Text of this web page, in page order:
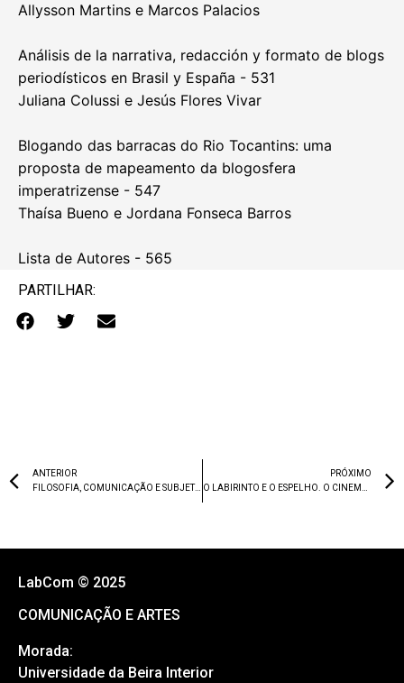
Allysson Martins e Marcos Palacios
Análisis de la narrativa, redacción y formato de blogs
periodísticos en Brasil y España - 531
Juliana Colussi e Jesús Flores Vivar
Blogando das barracas do Rio Tocantins: uma
proposta de mapeamento da blogosfera
imperatrizense - 547
Thaísa Bueno e Jordana Fonseca Barros
Lista de Autores - 565
PARTILHAR:
ANTERIOR
FILOSOFIA, COMUNICAÇÃO E SUBJETIVIDADE: VOLUME 1, LINGUAGEM, CULTURA E SOCIEDADE
PRÓXIMO
LabCom © 2025
COMUNICAÇÃO E ARTES
Morada:
Universidade da Beira Interior